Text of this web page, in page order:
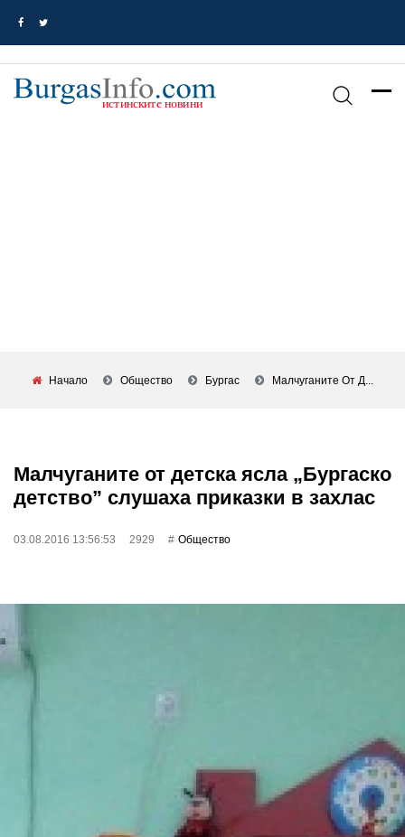
Начало Общество Бургас Малчуганите От Д...
Малчуганите от детска ясла „Бургаско
детство” слушаха приказки в захлас
03.08.2016 13:56:53 2929 Общество